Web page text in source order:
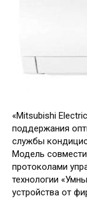
«Mitsubishi
поддержания
службы
Модель
протоколами
технологии
устройства от